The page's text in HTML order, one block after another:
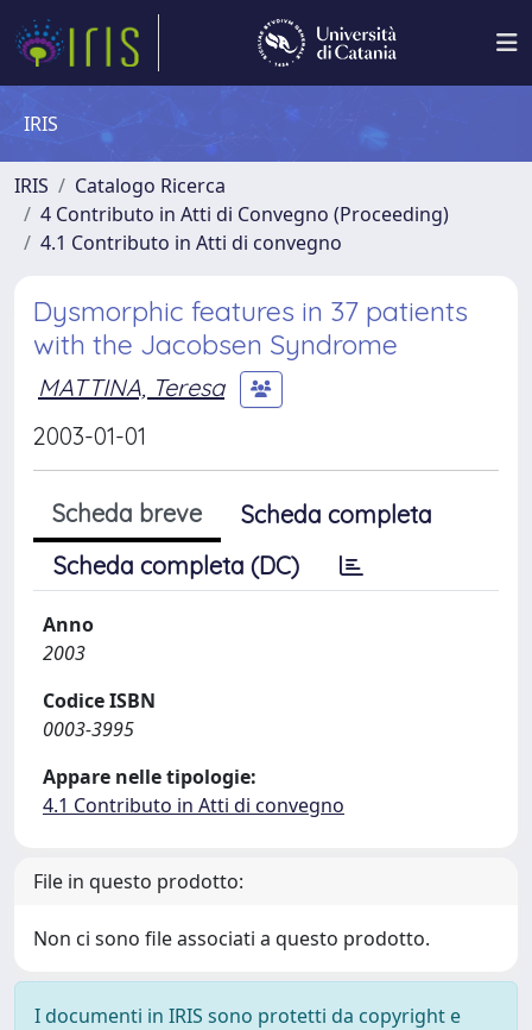
IRIS
IRIS
Catalogo Ricerca
4 Contributo in Atti di Convegno (Proceeding)
4.1 Contributo in Atti di convegno
Dysmorphic features in 37 patients
with the Jacobsen Syndrome
MATTINA, Teresa
2003-01-01
Scheda breve
Scheda completa
Scheda completa (DC)
Anno
2003
Codice ISBN
0003-3995
Appare nelle tipologie:
4.1 Contributo in Atti di convegno
File in questo prodotto:
Non ci sono file associati a questo prodotto.
I documenti in IRIS sono protetti da copyright e